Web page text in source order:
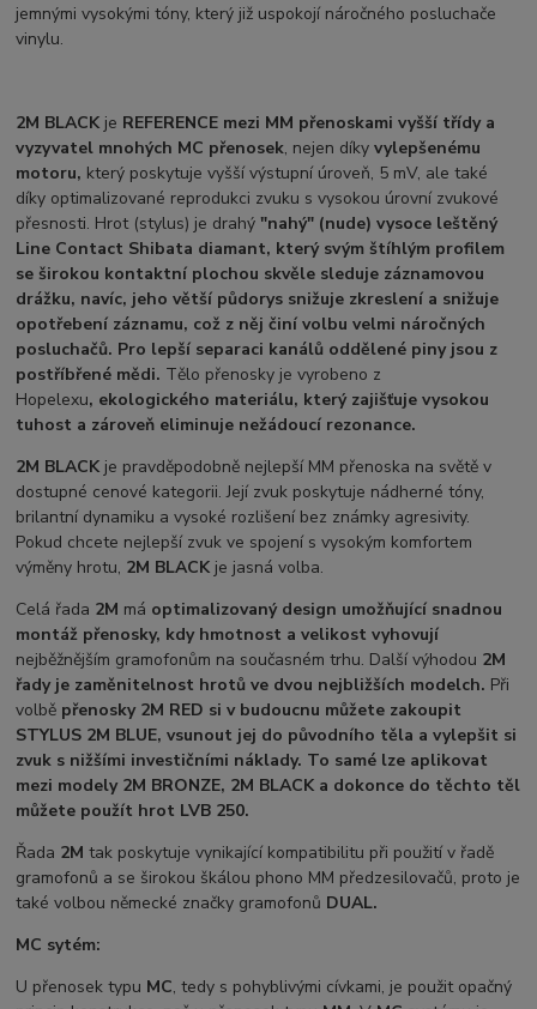
jemnými vysokými tóny, který již uspokojí náročného posluchače
vinylu.
2M BLACK je REFERENCE mezi MM přenoskami vyšší třídy a
vyzyvatel mnohých MC přenosek, nejen díky vylepšenému
motoru, který poskytuje vyšší výstupní úroveň, 5 mV, ale také
díky optimalizované reprodukci zvuku s vysokou úrovní zvukové
přesnosti. Hrot (stylus) je drahý"nahý" (nude) vysoce leštěný
Line Contact Shibata diamant, který svým štíhlým profilem
se širokou kontaktní plochou skvěle sleduje záznamovou
drážku, navíc, jeho větší půdorys snižuje zkreslení a snižuje
opotřebení záznamu, což z něj činí volbu velmi náročných
posluchačů. Pro lepší separaci kanálů oddělené piny jsou z
postříbřené mědi. Tělo přenosky je vyrobeno z
Hopelexu, ekologického materiálu, který zajišťuje vysokou
tuhost a zároveň eliminuje nežádoucí rezonance.
2M BLACK je pravděpodobně nejlepší MM přenoska na světě v
dostupné cenové kategorii. Její zvuk poskytuje nádherné tóny,
brilantní dynamiku a vysoké rozlišení bez známky agresivity.
Pokud chcete nejlepší zvuk ve spojení s vysokým komfortem
výměny hrotu, 2M BLACK je jasná volba.
Celá řada 2M má optimalizovaný design umožňující snadnou
montáž přenosky, kdy hmotnost a velikost vyhovují
nejběžnějším gramofonům na současném trhu. Další výhodou 2M
řady je zaměnitelnost hrotů ve dvou nejbližších modelch. Při
volbě přenosky 2M RED si v budoucnu můžete zakoupit
STYLUS 2M BLUE, vsunout jej do původního těla a vylepšit si
zvuk s nižšími investičními náklady. To samé lze aplikovat
mezi modely 2M BRONZE, 2M BLACK a dokonce do těchto těl
můžete použít hrot LVB 250.
Řada 2Mtak poskytuje vynikající kompatibilitu při použití v řadě
gramofonů a se širokou škálou phono MM předzesilovačů, proto je
také volbou německé značky gramofonů DUAL.
MC sytém:
U přenosek typu MC, tedy s pohyblivými cívkami, je použit opačný